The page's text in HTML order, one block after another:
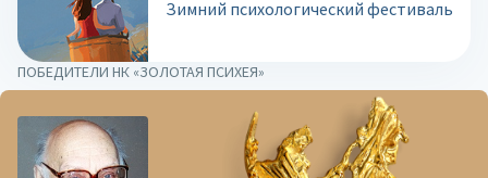
Зимний психологический фестиваль
ПОБЕДИТЕЛИ НК «ЗОЛОТАЯ ПСИХЕЯ»